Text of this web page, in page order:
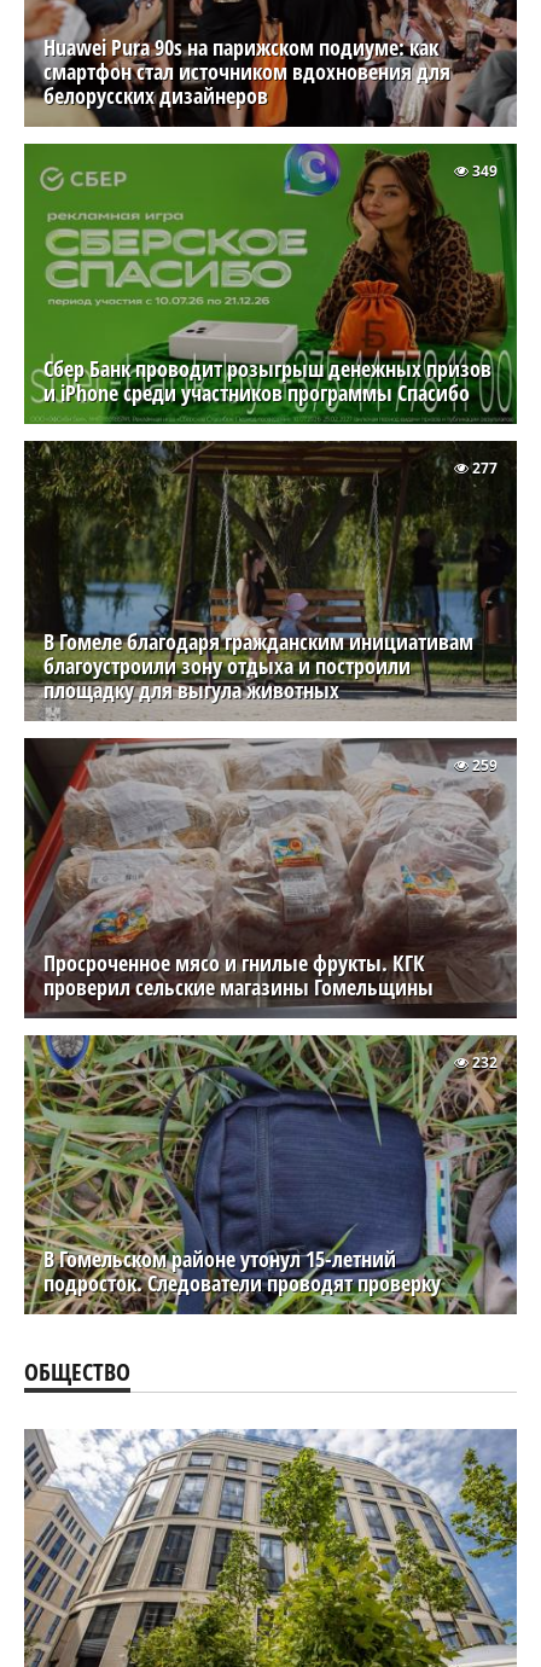
Huawei Pura 90s на парижском подиуме: как
смартфон стал источником вдохновения для
белорусских дизайнеров
Сбер Банк проводит розыгрыш денежных призов
и iPhone среди участников программы Спасибо
349
В Гомеле благодаря гражданским инициативам
благоустроили зону отдыха и построили
площадку для выгула животных
277
Просроченное мясо и гнилые фрукты. КГК
проверил сельские магазины Гомельщины
259
В Гомельском районе утонул 15-летний
подросток. Следователи проводят проверку
232
ОБЩЕСТВО